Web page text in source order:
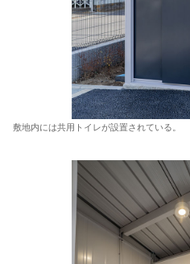
敷地内には共用トイレが設置されている。